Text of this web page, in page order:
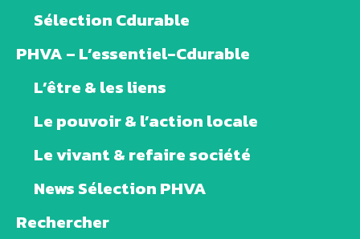
Sélection Cdurable
PHVA – L’essentiel-Cdurable
L’être & les liens
Le pouvoir & l’action locale
Le vivant & refaire société
News Sélection PHVA
Rechercher